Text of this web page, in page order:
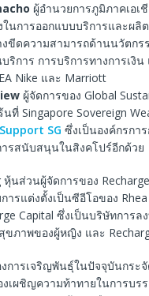
ผู้อำนวยการภูมิภาคเอเ
ในการออกแบบบริการและ
งขีดความสามารถด้านนวัตก
ริการ การบริการทางการเ
Nike และ Marriott
ผู้จัดการของ Global
นที่ Singapore Sovereign
SG ซึ่งเป็นองค์กรกา
รสนับสนุนในสิงคโปร์อีกด้วย
หุ้นส่วนผู้จัดการของ
ารแต่งตั้งเป็นซีอีโอของ
Capital ซึ่งเป็นบริษัทกา
ภาพของผู้หญิง และ
งการเจริญพันธุ์ในปัจจุบันกร
เผชิญความท้าทายในการบร